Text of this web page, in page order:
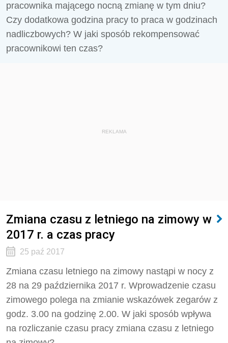
pracownika mającego nocną zmianę w tym dniu?
Czy dodatkowa godzina pracy to praca w godzinach
nadliczbowych? W jaki sposób rekompensować
pracownikowi ten czas?
REKLAMA
Zmiana czasu z letniego na zimowy w
2017 r. a czas pracy
25 paź 2017
Zmiana czasu letniego na zimowy nastąpi w nocy z
28 na 29 października 2017 r. Wprowadzenie czasu
zimowego polega na zmianie wskazówek zegarów z
godz. 3.00 na godzinę 2.00. W jaki sposób wpływa
na rozliczanie czasu pracy zmiana czasu z letniego